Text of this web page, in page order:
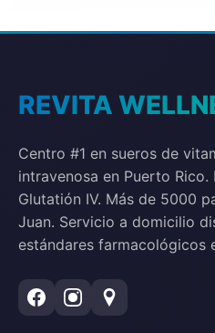
REVITA
Centro #1 en sueros de
intravenosa en Puerto
Glutatión IV. Más de 5000
Juan. Servicio a domicilio
estándares farmacológicos